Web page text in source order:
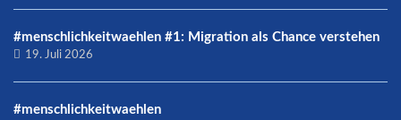
#menschlichkeitwaehlen #1: Migration als Chance verstehen
19. Juli 2026
#menschlichkeitwaehlen